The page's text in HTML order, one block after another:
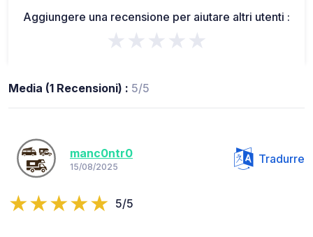
Aggiungere una recensione per aiutare altri utenti :
★★★★★
Media (1 Recensioni) : 5/5
manc0ntr0
15/08/2025
Tradurre
5/5